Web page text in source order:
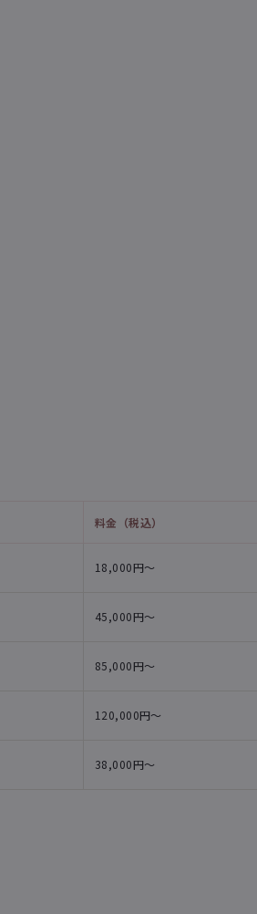
料金（税込）
18,000円〜
45,000円〜
85,000円〜
120,000円〜
38,000円〜